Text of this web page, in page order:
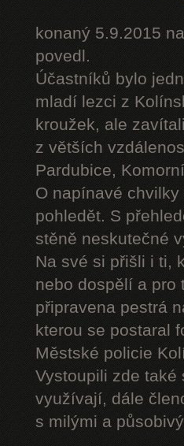
konaný 5.9.2015
povedl.
Účastníků bylo
mladí lezci z
kroužek, ale
z větších
Pardubice,
O napínavé
pohledět. S
stěně neskutečné
Na své si přišli i ti,
nebo dospělí a pro
připravena pestrá
kterou se postaral
Městské policie
Vystoupili zde
využívají, dále
s milými a